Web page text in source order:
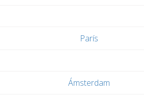
París
Ámsterdam